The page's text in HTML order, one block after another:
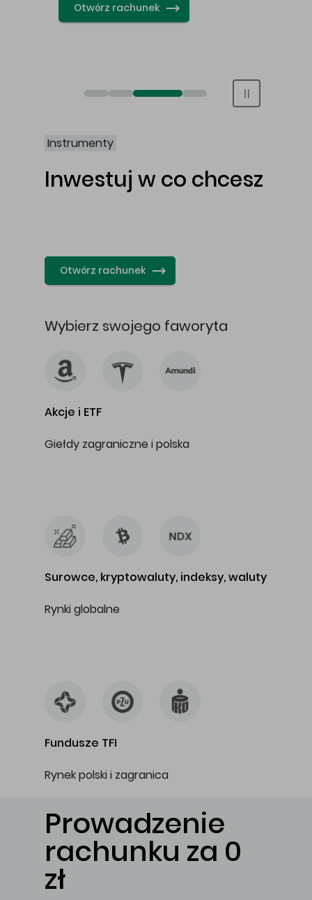
Otwórz rachunek
Obligacje Best S.A.
Świat bez swap i prowizji
Otwórz rachunek maklerski online
Otwórz konto IKE/IKZE
Instrumenty
Inwestuj w co chcesz
Otwórz rachunek
Wybierz swojego faworyta
Akcje i ETF
Giełdy zagraniczne i polska
Surowce, kryptowaluty, indeksy, waluty
Rynki globalne
Fundusze TFI
Rynek polski i zagranica
Prowadzenie
rachunku za 0
zł